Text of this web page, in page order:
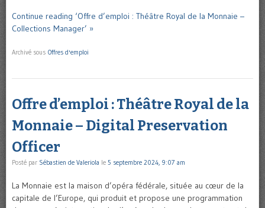
Continue reading ‘Offre d’emploi : Théâtre Royal de la Monnaie –
Collections Manager’ »
Archivé sous Offres d'emploi
Offre d’emploi : Théâtre Royal de la
Monnaie – Digital Preservation
Officer
Posté par Sébastien de Valeriola le 5 septembre 2024, 9:07 am
La Monnaie est la maison d’opéra fédérale, située au cœur de la
capitale de l’Europe, qui produit et propose une programmation